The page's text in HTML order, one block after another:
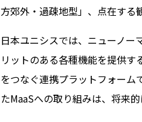
方郊外・過疎地型」、点在する
日本ユニシスでは、ニューノー
リットのある各種機能を提供
をつなぐ連携プラットフォーム
たMaaSへの取り組みは、将来